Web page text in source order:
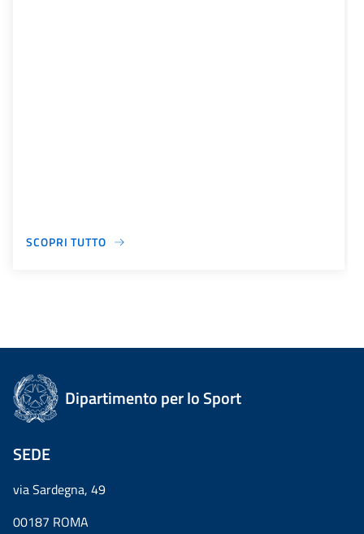
SCOPRI TUTTO
Dipartimento per lo Sport
SEDE
via Sardegna, 49
00187 ROMA